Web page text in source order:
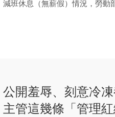
減班休息（無薪假）情況，勞動
公開羞辱、刻意冷
主管這幾條「管理